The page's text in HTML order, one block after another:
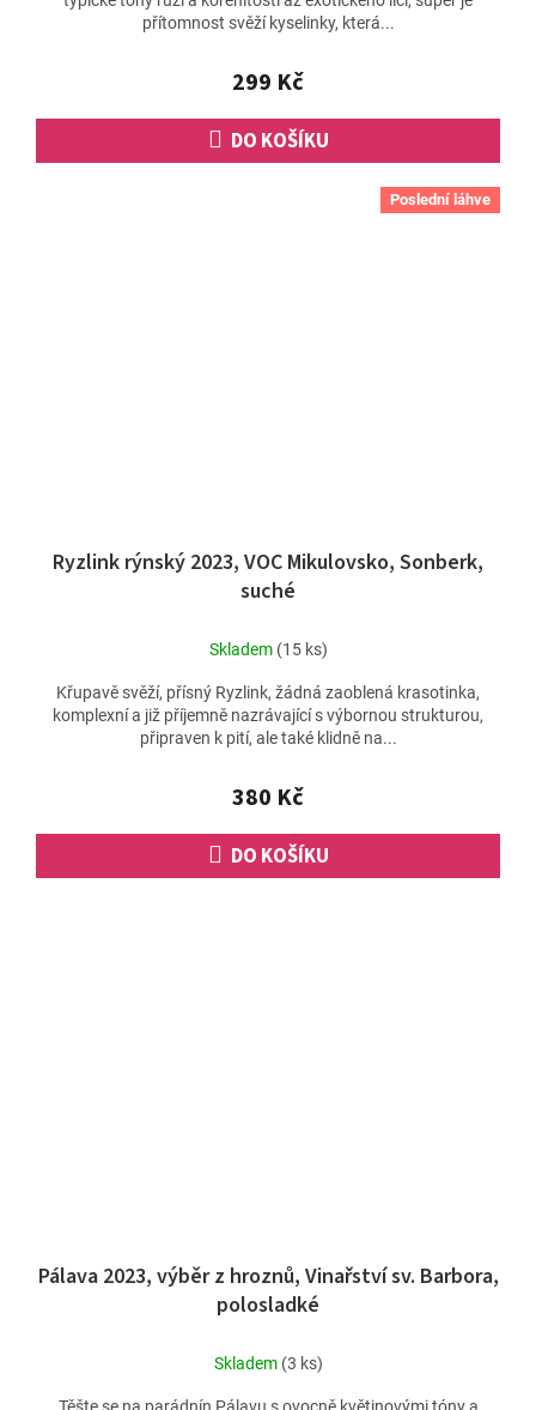
299 Kč
DO KOŠÍKU
přítomnost svěží kyselinky, která...
Poslední láhve
Ryzlink rýnský 2023, VOC Mikulovsko, Sonberk,
suché
Skladem (15 ks)
380 Kč
DO KOŠÍKU
Křupavě svěží, přísný Ryzlink, žádná zaoblená krasotinka,
komplexní a již příjemně nazrávající s výbornou strukturou,
připraven k pití, ale také klidně na...
Pálava 2023, výběr z hroznů, Vinařství sv. Barbora,
polosladké
Skladem (3 ks)